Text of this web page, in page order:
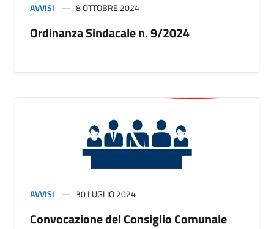
AVVISI 8 OTTOBRE 2024
Ordinanza Sindacale n. 9/2024
AVVISI 30 LUGLIO 2024
Convocazione del Consiglio Comunale